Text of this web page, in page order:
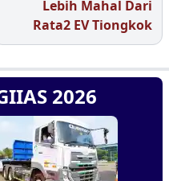
Lebih Mahal Dari
Rata2 EV Tiongkok
2026